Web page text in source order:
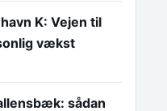
K: Vejen til
vækst
sådan